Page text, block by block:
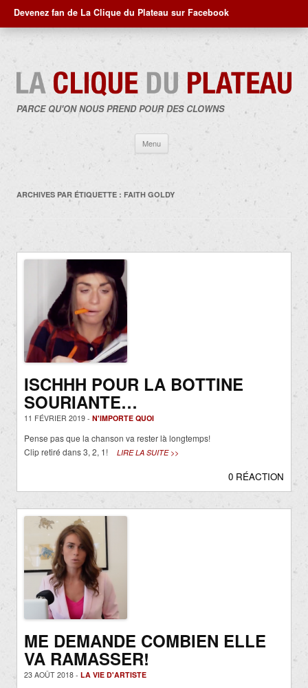
Devenez fan de La Clique du Plateau sur Facebook
PARCE QU'ON NOUS PREND POUR DES CLOWNS
Menu
contenu
ARCHIVES PAR ÉTIQUETTE : FAITH GOLDY
ISCHHH POUR LA BOTTINE
SOURIANTE…
11 FÉVRIER 2019 - N'IMPORTE QUOI
Pense pas que la chanson va rester là longtemps!
Clip retiré dans 3, 2, 1!
LIRE LA SUITE >>
0 RÉACTION
ME DEMANDE COMBIEN ELLE
VA RAMASSER!
23 AOÛT 2018 - LA VIE D'ARTISTE